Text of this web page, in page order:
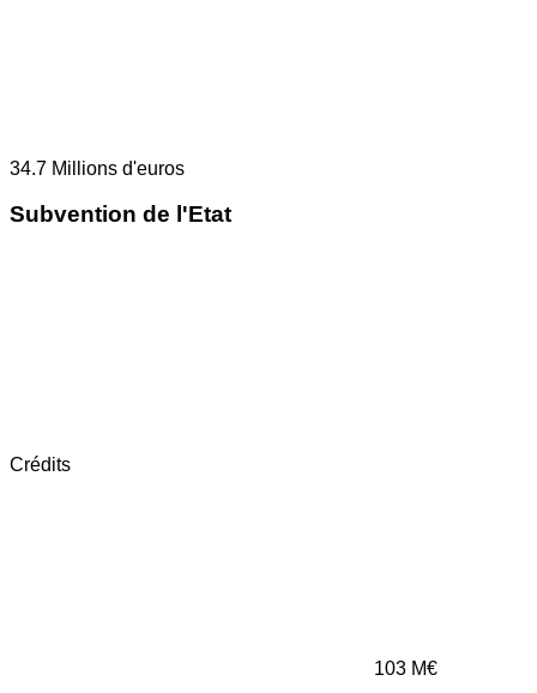
34.7 Millions d'euros
Subvention de l'Etat
Crédits
103 M€